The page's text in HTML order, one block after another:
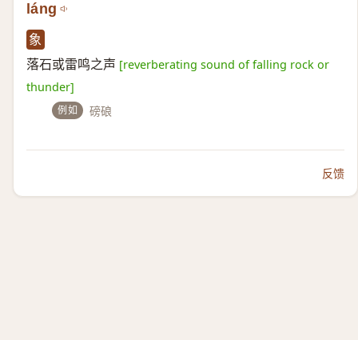
láng
象
落石或雷鸣之声 [reverberating sound of falling rock or
thunder]
例如 磅硠
反馈